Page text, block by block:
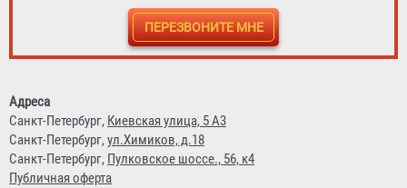
Адреса
Санкт-Петербург, Киевская улица, 5 А3
Санкт-Петербург,ул.Химиков, д.18
Санкт-Петербург, Пулковское шоссе., 56, к4
Публичная оферта